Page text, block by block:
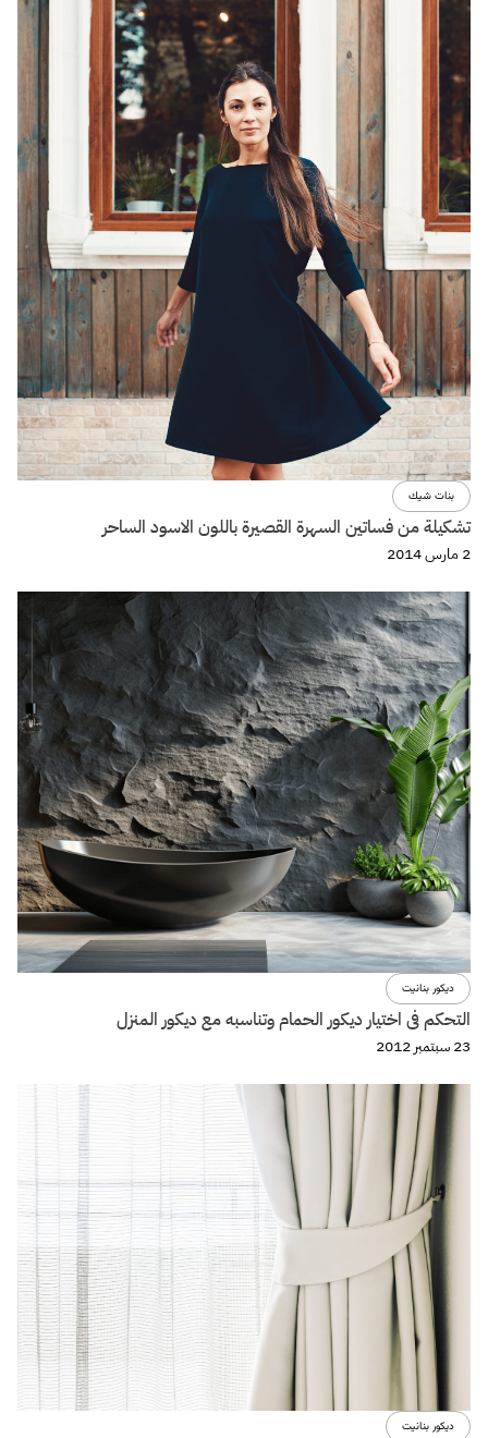
بنات شيك
تشكيلة من فساتين السهرة القصيرة باللون الاسود الساحر
2 مارس 2014
ديكور بنانيت
التحكم فى اختيار ديكور الحمام وتناسبه مع ديكور المنزل
23 سبتمبر 2012
ديكور بنانيت